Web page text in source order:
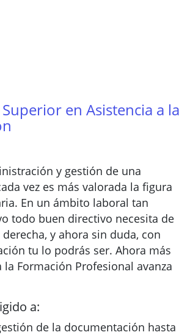
en Asistencia a la
y gestión de una
vez es más valorada la figura
En un ámbito laboral tan
todo buen directivo necesita de
y ahora sin duda, con
tu lo podrás ser. Ahora más
la Formación Profesional avanza
a:
de la documentación hasta